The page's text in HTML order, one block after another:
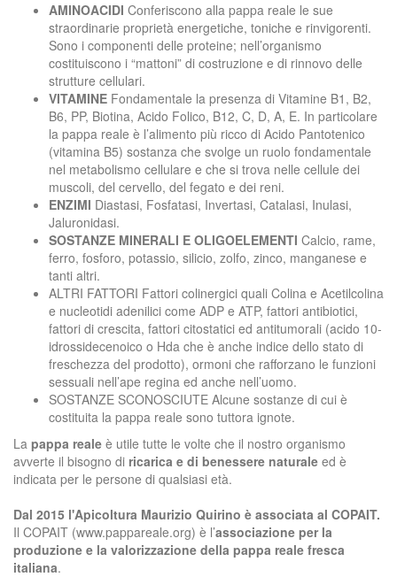
AMINOACIDI Conferiscono alla pappa reale le sue
straordinarie proprietà energetiche, toniche e rinvigorenti.
Sono i componenti delle proteine; nell’organismo
costituiscono i “mattoni” di costruzione e di rinnovo delle
strutture cellulari.
VITAMINE Fondamentale la presenza di Vitamine B1, B2,
B6, PP, Biotina, Acido Folico, B12, C, D, A, E. In particolare
la pappa reale è l’alimento più ricco di Acido Pantotenico
(vitamina B5) sostanza che svolge un ruolo fondamentale
nel metabolismo cellulare e che si trova nelle cellule dei
muscoli, del cervello, del fegato e dei reni.
ENZIMI Diastasi, Fosfatasi, Invertasi, Catalasi, Inulasi,
Jaluronidasi.
SOSTANZE MINERALI E OLIGOELEMENTI Calcio, rame,
ferro, fosforo, potassio, silicio, zolfo, zinco, manganese e
tanti altri.
ALTRI FATTORI Fattori colinergici quali Colina e Acetilcolina
e nucleotidi adenilici come ADP e ATP, fattori antibiotici,
fattori di crescita, fattori citostatici ed antitumorali (acido 10-
idrossidecenoico o Hda che è anche indice dello stato di
freschezza del prodotto), ormoni che rafforzano le funzioni
sessuali nell’ape regina ed anche nell’uomo.
SOSTANZE SCONOSCIUTE Alcune sostanze di cui è
costituita la pappa reale sono tuttora ignote.
La pappa reale è utile tutte le volte che il nostro organismo
avverte il bisogno di ricarica e di benessere naturale ed è
indicata per le persone di qualsiasi età.
Dal 2015 l'Apicoltura Maurizio Quirino è associata al COPAIT.
Il COPAIT (www.pappareale.org) è l’associazione per la
produzione e la valorizzazione della pappa reale fresca
italiana.